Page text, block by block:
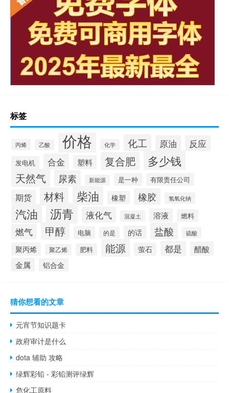
标签
丙烯 乙酸 价格 化学 化工 原油 反应
发电机 合金 塑料 复合肥 多少钱
天然气 尿素 新能源 是一种 有限责任公司
期货 材料 柴油 橡塑 橡胶 氢氧化钠
汽油 沥青 液化气 混凝土 溶液 燃料
燃气 甲醇 电脑 的是 的话 盐酸 硫酸
聚丙烯 聚乙烯 肥料 能源 萤石 都是 醋酸
金属 铝合金
猜你想看的文章
元宵节知识题卡
政府审计是什么
dota 辅助 攻略
绿辉彩铅 - 彩铅测评绿辉
危化工原料